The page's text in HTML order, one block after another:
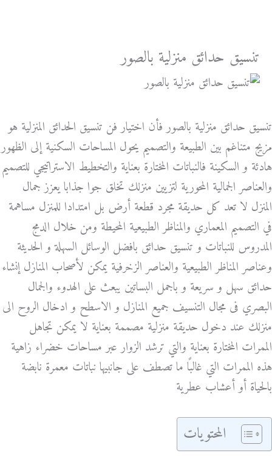
المحتوىتنسيق حدائق منزلية بالصور
تنسيق حدائق منزلية بالصور فأن اختيار فن تنسيق الحدائق المنزلية هو
مزيج متناغم بين الطبيعة والتصميم يحول المساحات السكنية إلى الظهور
هادئة و السكينة فالنباتات المختارة بعناية والتخطيط الاستراتيجي للتصميم
والعناصر الجمالية المحورية لتزيين منزلك تخلق جوا جذابا يعزز جمال
المنزل لا تعد كل حديقة مجرد قطعة أرض بل امتدادا للمنزل مساهمة
في التصميم المعماري والمناظر الطبيعية المحيطة ومن خلال الدمج
المدروس للنباتات و تنسيق حدائق بافضل الوسائل السهلة و الحديثة
وعناصر المناظر الطبيعية والعناصر الزخرفية يمكن لأصحاب المنازل إنشاء
حدائق سهل و سريعة و باجمل البساتين يبعث على الهدوء والجمال
البصري فى مجال التنسيف جميع المنازل و الاسطح و ادخال الروح الى
منزلك عند دخول حديقة منزلية مصممة بعناية لا يمكن تجاهل
الممرات المختارة بعناية والتي ترشد الزوار عبر مساحات خضراء زاهية
هذه الممرات التي غالبًا ما تصطف على جانبيها نباتات معمرة نابضة
بالحياة أو أعشاب عطرية
المحتويات